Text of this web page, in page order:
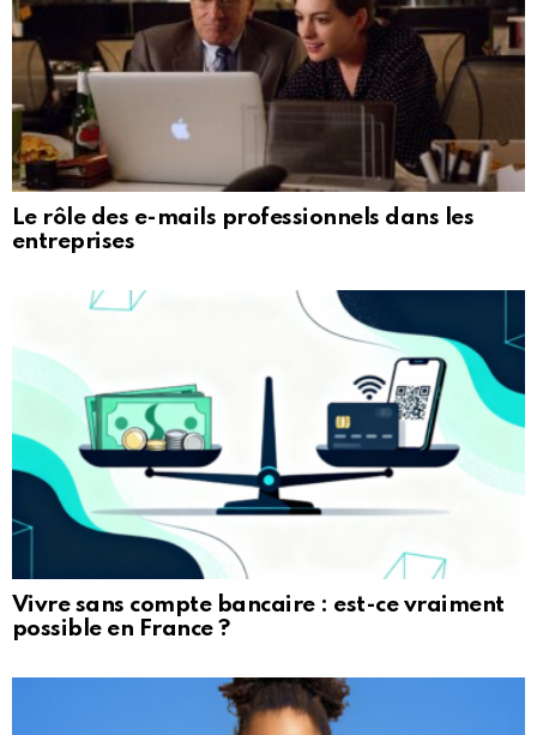
Le rôle des e-mails professionnels dans les
entreprises
Vivre sans compte bancaire : est-ce vraiment
possible en France ?